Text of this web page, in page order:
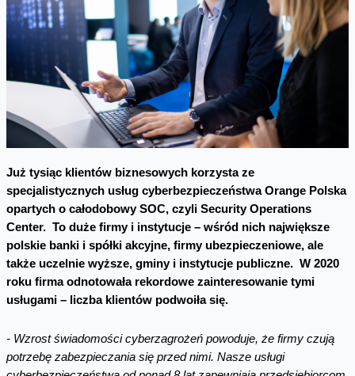
Już tysiąc klientów biznesowych korzysta ze
specjalistycznych usług cyberbezpieczeństwa Orange Polska
opartych o całodobowy SOC, czyli Security Operations
Center. To duże firmy i instytucje – wśród nich największe
polskie banki i spółki akcyjne, firmy ubezpieczeniowe, ale
także uczelnie wyższe, gminy i instytucje publiczne. W 2020
roku firma odnotowała rekordowe zainteresowanie tymi
usługami – liczba klientów podwoiła się.
- Wzrost świadomości cyberzagrożeń powoduje, że firmy czują
potrzebę zabezpieczania się przed nimi. Nasze usługi